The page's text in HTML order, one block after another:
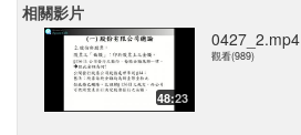
相關影片
48:23
0427_2.mp4
觀看(989)